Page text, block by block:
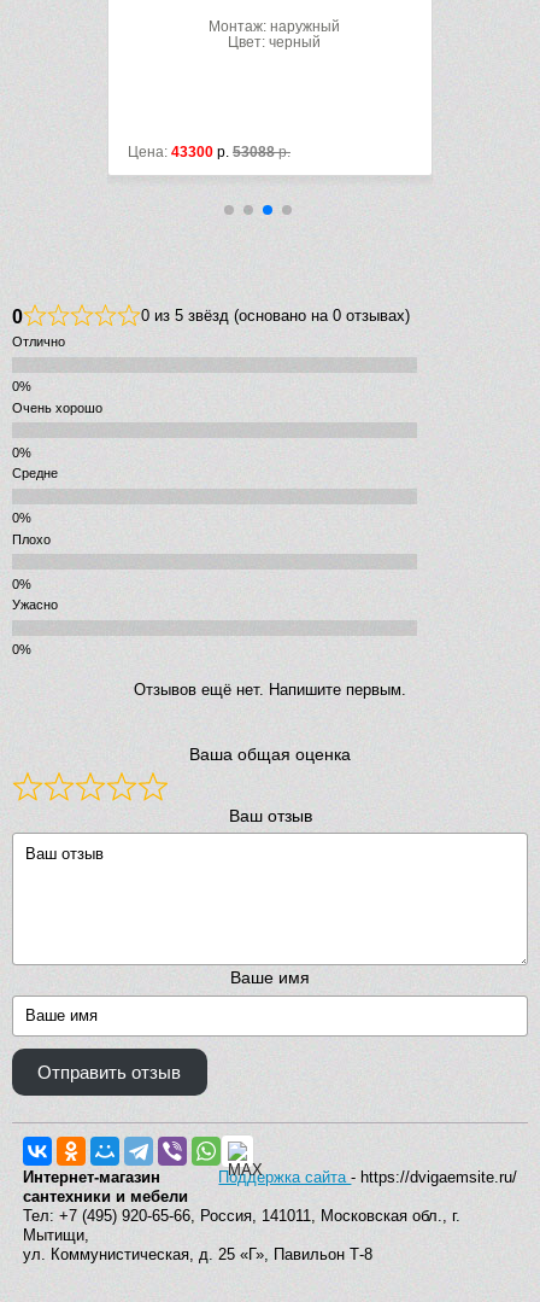
Монтаж: наружный
Цвет: черный
Цена: 43300 р. 53088р.
0 0 из 5 звёзд (основано на 0 отзывах)
Отлично
Очень хорошо
Средне
Плохо
Ужасно
Отзывов ещё нет. Напишите первым.
Ваша общая оценка
Ваш отзыв
Ваше имя
Отправить отзыв
Поддержка сайта- https://dvigaemsite.ru/
Интернет-магазин
сантехники и мебели
Тел: +7 (495) 920-65-66, Россия, 141011, Московская обл., г.
Мытищи,
ул. Коммунистическая, д. 25 «Г», Павильон Т-8